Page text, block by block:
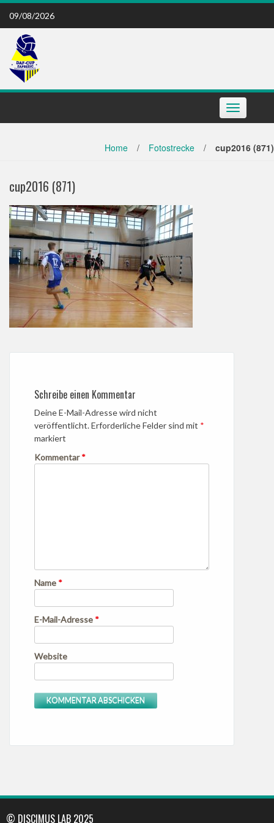
Skip
content
09/08/2026
Toggle
navigation
Home / Fotostrecke / cup2016 (871)
cup2016 (871)
Schreibe einen Kommentar
Deine E-Mail-Adresse wird nicht
veröffentlicht.Erforderliche Felder sind mit *
markiert
Kommentar*
Name *
E-Mail-Adresse *
Website
© DISCIMUS LAB 2025